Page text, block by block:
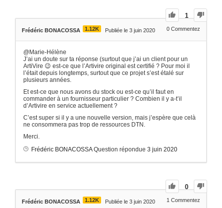
1
Frédéric BONACOSSA 1.12K Publiée le 3 juin 2020 0 Commentez
@Marie-Hélène
J’ai un doute sur ta réponse (surtout que j’ai un client pour un
ArtiVire 😉 est-ce que l’Artivire original est certifié ? Pour moi il
l’était depuis longtemps, surtout que ce projet s’est étalé sur
plusieurs années.
Et est-ce que nous avons du stock ou est-ce qu’il faut en
commander à un fournisseur particulier ? Combien il y a-t’il
d’Artivire en service actuellement ?
C’est super si il y a une nouvelle version, mais j’espère que celà
ne consommera pas trop de ressources DTN.
Merci.
Frédéric BONACOSSAQuestion répondue 3 juin 2020
0
Frédéric BONACOSSA 1.12K Publiée le 3 juin 2020 1 Commentez